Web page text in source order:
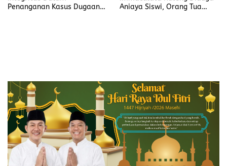
Penanganan Kasus Dugaan
Aniaya Siswi, Orang Tua